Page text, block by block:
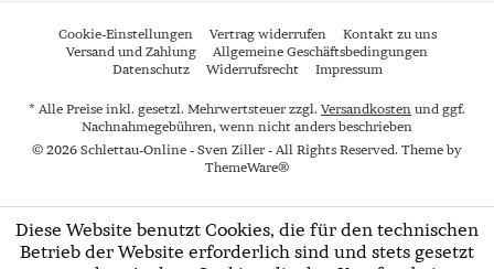
Cookie-Einstellungen Vertrag widerrufen
Kontakt zu uns
Versand und Zahlung
Allgemeine Geschäftsbedingungen
Datenschutz
Widerrufsrecht Impressum
* Alle Preise inkl. gesetzl. Mehrwertsteuer zzgl. Versandkosten und ggf.
Nachnahmegebühren, wenn nicht anders beschrieben
© 2026 Schlettau-Online - Sven Ziller - All Rights Reserved. Theme by
ThemeWare®
Diese Website benutzt Cookies, die für den technischen
Betrieb der Website erforderlich sind und stets gesetzt